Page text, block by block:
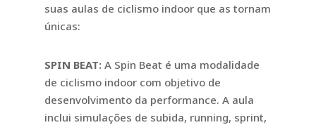
suas aulas de ciclismo indoor que as tornam
únicas:
SPIN BEAT: A Spin Beat é uma modalidade
de ciclismo indoor com objetivo de
desenvolvimento da performance. A aula
inclui simulações de subida, running, sprint,